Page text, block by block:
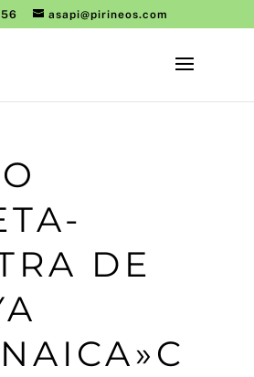
asapi@pirineos.com
DE